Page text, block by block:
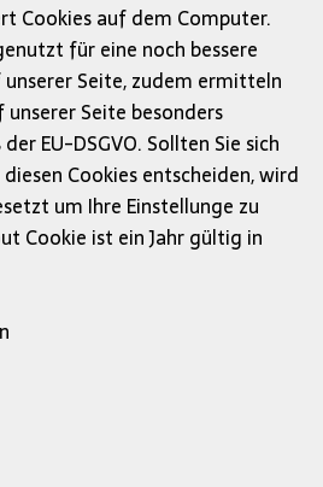
Cookies auf dem Computer.
für eine noch bessere
Seite, zudem ermitteln
Seite besonders
EU-DSGVO. Sollten Sie sich
Cookies entscheiden, wird
um Ihre Einstellunge zu
Cookie ist ein Jahr gültig in